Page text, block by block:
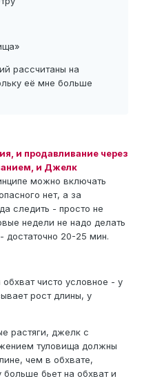
рассчитаны на
её мне больше
и продавливание через
и Джелк
можно включать
нет, а за
следить - просто не
недели не надо делать
достаточно 20-25 мин.
чисто условное - у
рост длины, у
растяги, джелк с
туловища должны
чем в обхвате,
больше бьет на обхват и